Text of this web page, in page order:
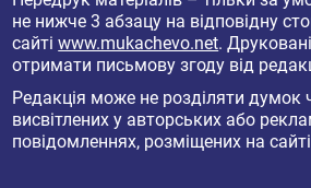
не нижче 3 абзацу на відповідну
сайтіwww.mukachevo.net.
отримати письмову згоду від
Редакція може не розділяти думок
висвітлених у авторських або
повідомленнях, розміщених на